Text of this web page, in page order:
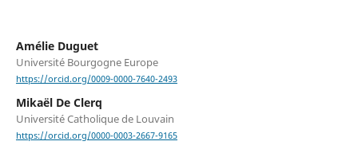
Amélie Duguet
Université Bourgogne Europe
https://orcid.org/0009-0000-7640-2493
Mikaël De Clerq
Université Catholique de Louvain
https://orcid.org/0000-0003-2667-9165